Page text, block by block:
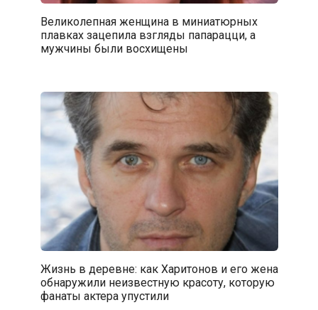
Великолепная женщина в миниатюрных
плавках зацепила взгляды папарацци, а
мужчины были восхищены
Жизнь в деревне: как Харитонов и его жена
обнаружили неизвестную красоту, которую
фанаты актера упустили